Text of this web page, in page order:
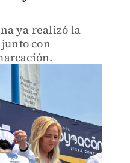
ya realizó la
con